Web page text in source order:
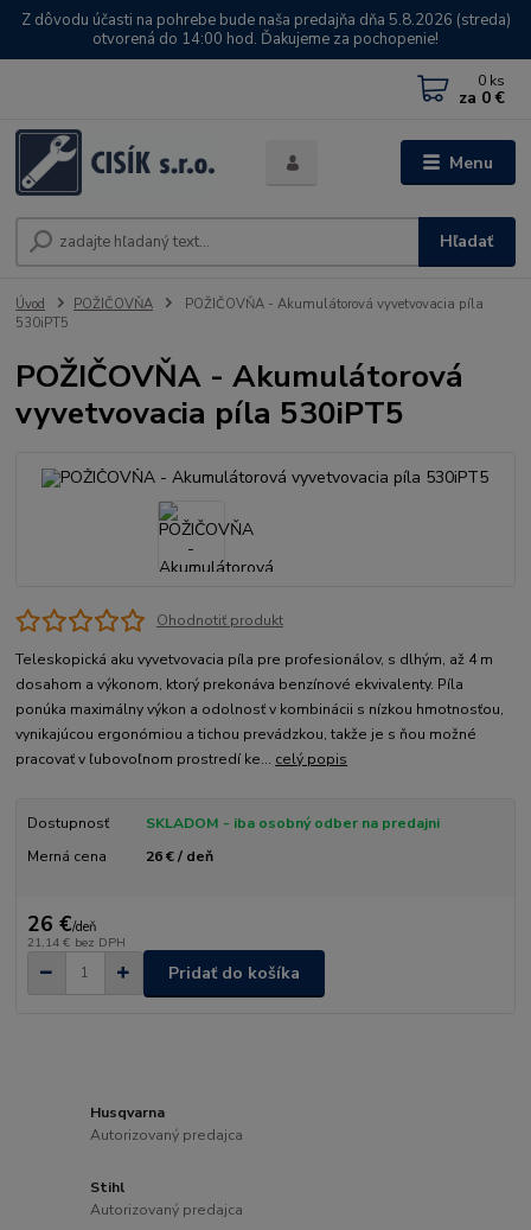
Z dôvodu účasti na pohrebe bude naša predajňa dňa 5.8.2026 (streda)
otvorená do 14:00 hod. Ďakujeme za pochopenie!
Menu
Hľadať
0 ks
za 0 €
Úvod POŽIČOVŇA
POŽIČOVŇA - Akumulátorová vyvetvovacia píla
530iPT5
POŽIČOVŇA - Akumulátorová
vyvetvovacia píla 530iPT5
Ohodnotiť produkt
Teleskopická aku vyvetvovacia píla pre profesionálov, s dlhým, až 4 m
dosahom a výkonom, ktorý prekonáva benzínové ekvivalenty. Píla
ponúka maximálny výkon a odolnosť v kombinácii s nízkou hmotnosťou,
vynikajúcou ergonómiou a tichou prevádzkou, takže je s ňou možné
pracovať v ľubovoľnom prostredí ke... celý popis
Dostupnosť
SKLADOM - iba osobný odber na predajni
Merná cena
26 € / deň
26 €/deň
21,14 € bez DPH
Pridať do košíka
Husqvarna
Autorizovaný predajca
Stihl
Autorizovaný predajca